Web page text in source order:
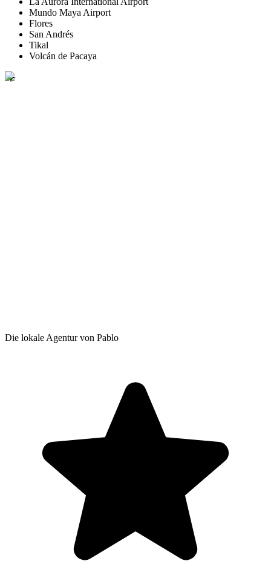
Mundo Maya Airport
Flores
San Andrés
Tikal
Volcán de Pacaya
Die lokale Agentur von Pablo